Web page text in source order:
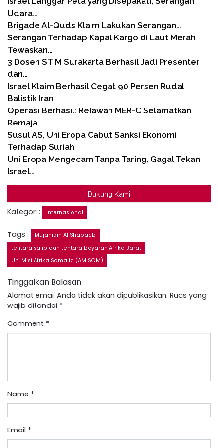
Udara…
Brigade Al-Quds Klaim Lakukan Serangan…
Serangan Terhadap Kapal Kargo di Laut Merah
Tewaskan…
3 Dosen STIM Surakarta Berhasil Jadi Presenter
dan…
Israel Klaim Berhasil Cegat 90 Persen Rudal
Balistik Iran
Operasi Berhasil: Relawan MER-C Selamatkan
Remaja…
Susul AS, Uni Eropa Cabut Sanksi Ekonomi
Terhadap Suriah
Uni Eropa Mengecam Tanpa Taring, Gagal Tekan
Israel…
Dukung Kami
Kategori : Internasional
Tags :
Mujahidin Al Shabaab
tentara salib dan tentara bayaran Afrika Barat
Uni Misi Afrika Somalia (AMISOM)
Tinggalkan Balasan
Alamat email Anda tidak akan dipublikasikan. Ruas yang
wajib ditandai *
Comment *
Name *
Email *